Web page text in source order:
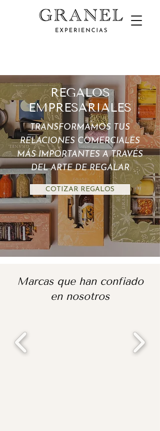
REGALOS
EMPRESARIALES
TRANSFORMAMOS TUS
RELACIONES COMERCIALES
MÁS IMPORTANTES A TRAVÉS
DEL ARTE DE REGALAR
COTIZAR REGALOS
Marcas que han confiado
en nosotros